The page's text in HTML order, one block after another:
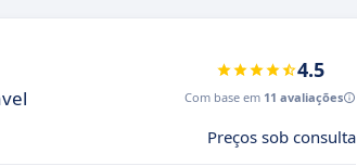
4.5
Com base em 11 avaliações
Preços sob consulta